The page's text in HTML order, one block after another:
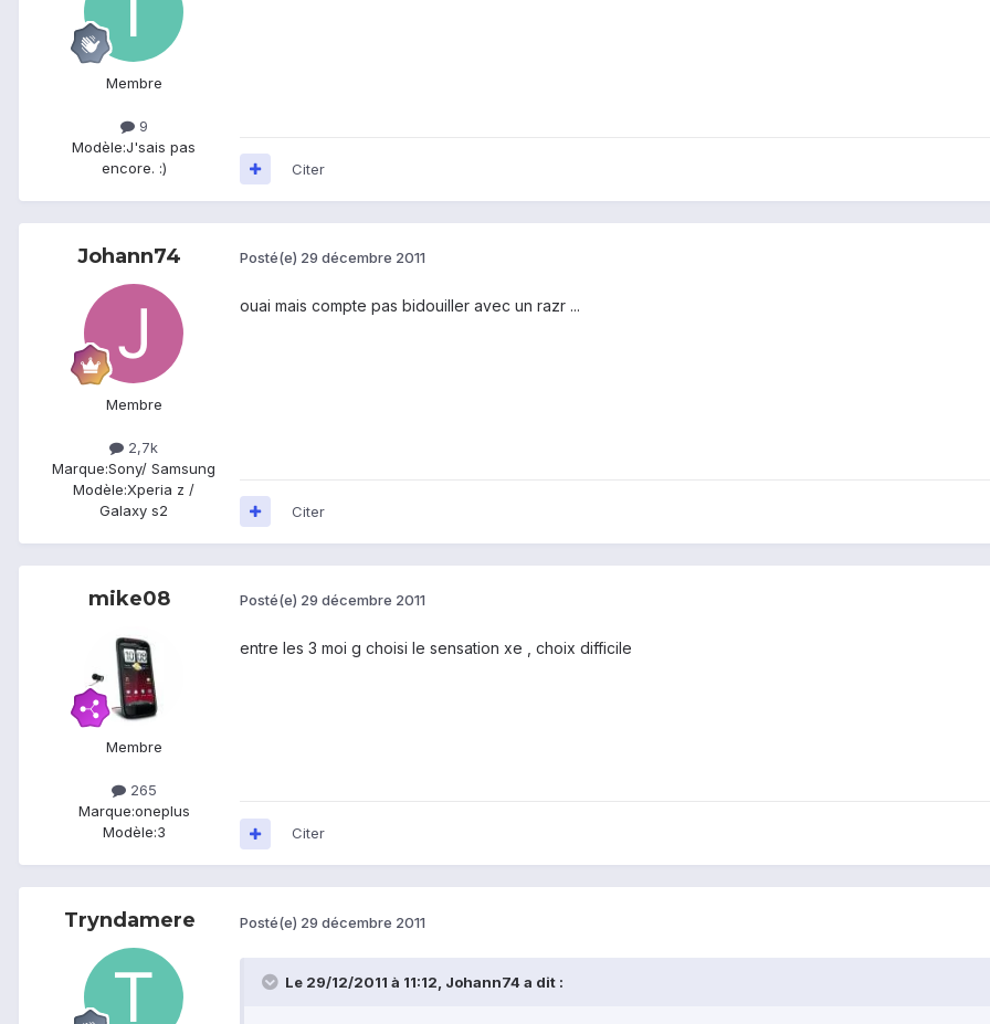
Membre
9
Modèle:J'sais pas
encore. :)
Citer
Johann74
Membre
2,7k
Marque:Sony/ Samsung
Modèle:Xperia z /
Galaxy s2
Posté(e) 29 décembre 2011
ouai mais compte pas bidouiller avec un razr ...
Citer
mike08
Membre
265
Marque:oneplus
Modèle:3
Posté(e) 29 décembre 2011
entre les 3 moi g choisi le sensation xe , choix difficile
Citer
Tryndamere Posté(e) 29 décembre 2011
Le 29/12/2011 à 11:12, Johann74 a dit :